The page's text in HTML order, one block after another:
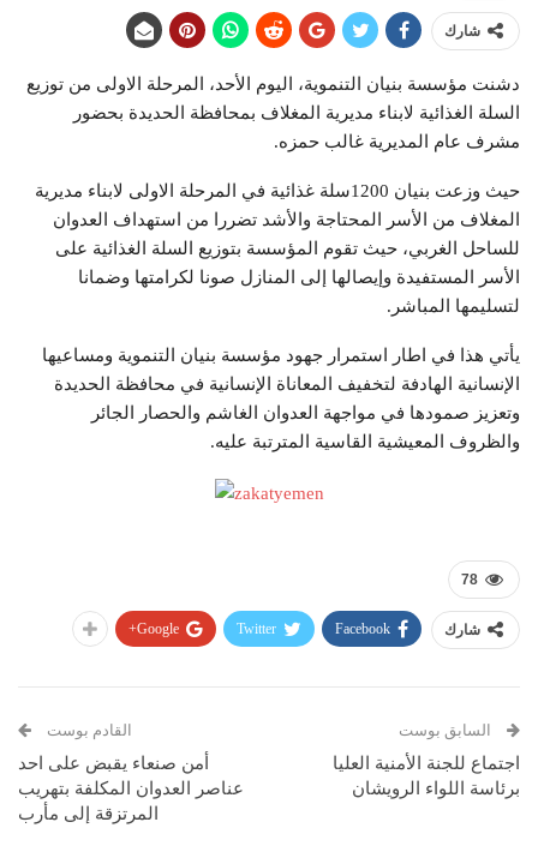
شارك
دشنت مؤسسة بنيان التنموية، اليوم الأحد، المرحلة الاولى من توزيع
السلة الغذائية لابناء مديرية المغلاف بمحافظة الحديدة بحضور
مشرف عام المديرية غالب حمزه.
حيث وزعت بنيان 1200سلة غذائية في المرحلة الاولى لابناء مديرية
المغلاف من الأسر المحتاجة والأشد تضررا من استهداف العدوان
للساحل الغربي، حيث تقوم المؤسسة بتوزيع السلة الغذائية على
الأسر المستفيدة وإيصالها إلى المنازل صونا لكرامتها وضمانا
لتسليمها المباشر.
يأتي هذا في اطار استمرار جهود مؤسسة بنيان التنموية ومساعيها
الإنسانية الهادفة لتخفيف المعاناة الإنسانية في محافظة الحديدة
وتعزيز صمودها في مواجهة العدوان الغاشم والحصار الجائر
والظروف المعيشية القاسية المترتبة عليه.
78
شارك Facebook
Twitter
Google+
السابق بوست
اجتماع للجنة الأمنية العليا
برئاسة اللواء الرويشان
القادم بوست
أمن صنعاء يقبض على احد
عناصر العدوان المكلفة بتهريب
المرتزقة إلى مأرب